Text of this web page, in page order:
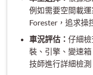
例如需要空間載
Forester，追求操
車況評估： 仔細
裝、引擎、變速
技師進行詳細檢測